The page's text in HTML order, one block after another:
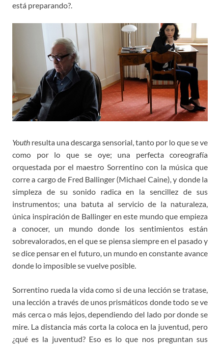
está preparando?.
Youth resulta una descarga sensorial, tanto por lo que se ve
como por lo que se oye; una perfecta coreografía
orquestada por el maestro Sorrentino con la música que
corre a cargo de Fred Ballinger (Michael Caine), y donde la
simpleza de su sonido radica en la sencillez de sus
instrumentos; una batuta al servicio de la naturaleza,
única inspiración de Ballinger en este mundo que empieza
a conocer, un mundo donde los sentimientos están
sobrevalorados, en el que se piensa siempre en el pasado y
se dice pensar en el futuro, un mundo en constante avance
donde lo imposible se vuelve posible.
Sorrentino rueda la vida como si de una lección se tratase,
una lección a través de unos prismáticos donde todo se ve
más cerca o más lejos, dependiendo del lado por donde se
mire. La distancia más corta la coloca en la juventud, pero
¿qué es la juventud? Eso es lo que nos preguntan sus